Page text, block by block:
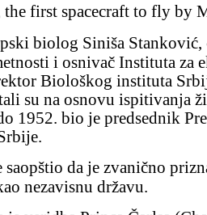
the first spacecraft to fly by
i osnivač Instituta
Biološkog instituta
su na osnovu ispitivanja
1952. bio je predsednik
nezavisnu državu.